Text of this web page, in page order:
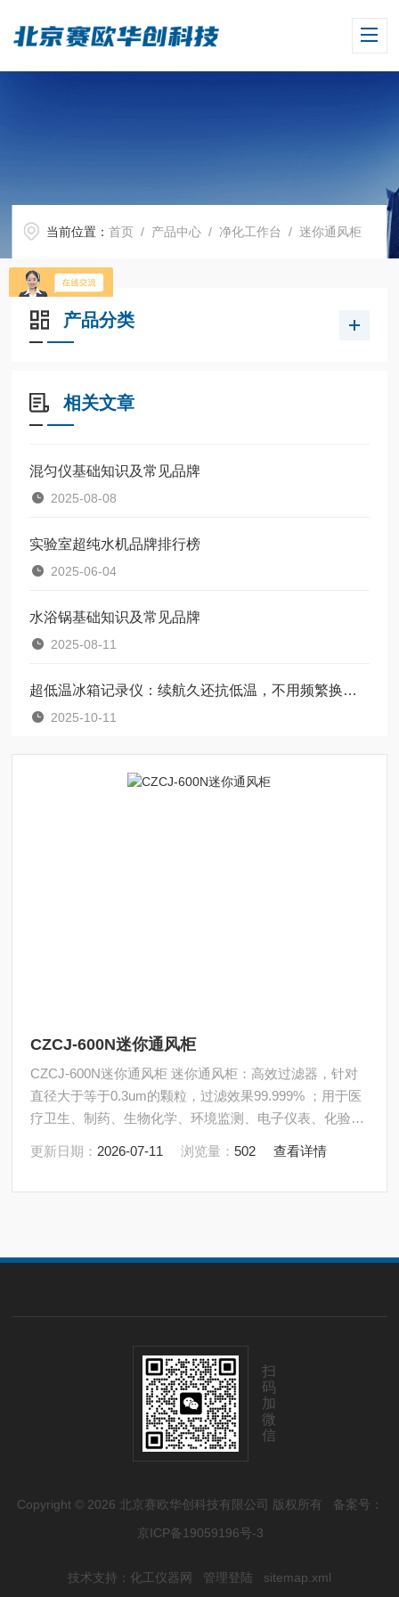
当前位置：首页 / 产品中心 /净化工作台 /迷你通风柜
产品分类
相关文章
混匀仪基础知识及常见品牌
2025-08-08
实验室超纯水机品牌排行榜
2025-06-04
水浴锅基础知识及常见品牌
2025-08-11
超低温冰箱记录仪：续航久还抗低温，不用频繁换电池，省心又靠谱
2025-10-11
CZCJ-600N迷你通风柜
CZCJ-600N迷你通风柜 迷你通风柜：高效过滤器，针对
直径大于等于0.3um的颗粒，过滤效果99.999% ；用于医
疗卫生、制药、生物化学、环境监测、电子仪表、化验室
更新日期： 2026-07-11 浏览量：502 查看详情
扫
码
加
微
信
Copyright © 2026 北京赛欧华创科技有限公司 版权所有 备案号：
京ICP备19059196号-3
技术支持： 化工仪器网 管理登陆 sitemap.xml